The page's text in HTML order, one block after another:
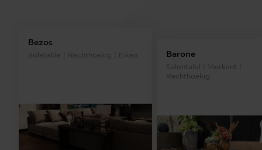
Bezos
Sidetable | Rechthoekig | Eiken Barone
Salontafel | Vierkant |
Rechthoekig